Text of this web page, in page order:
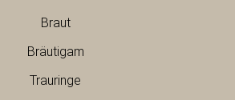
Braut
Bräutigam
Trauringe